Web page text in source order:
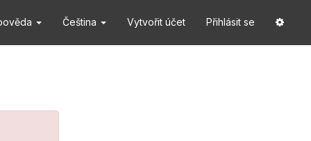
Čeština Vytvořit účet Přihlásit se